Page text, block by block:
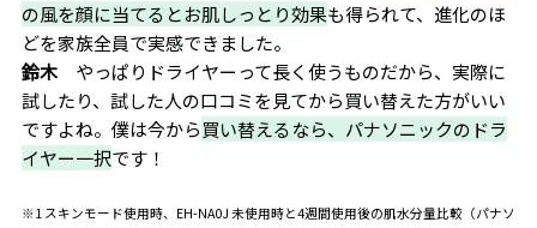
の風を顔に当てるとお肌しっとり効果も得られて、進化のほ
どを家族全員で実感できました。
鈴木やっぱりドライヤーって長く使うものだから、実際に
試したり、試した人の口コミを見てから買い替えた方がいい
ですよね。僕は今から買い替えるなら、パナソニックのドラ
イヤー一択です！
※1 スキンモード使用時、EH-NA0J 未使用時と4週間使用後の肌水分量比較（パナソ